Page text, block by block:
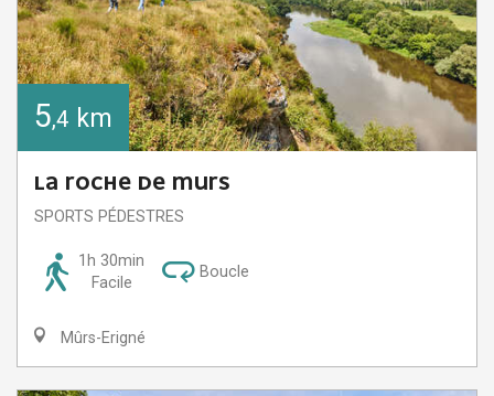
5,4 km
LA ROCHE DE MURS
SPORTS PÉDESTRES
1h 30min
Facile
Boucle
Mûrs-Erigné